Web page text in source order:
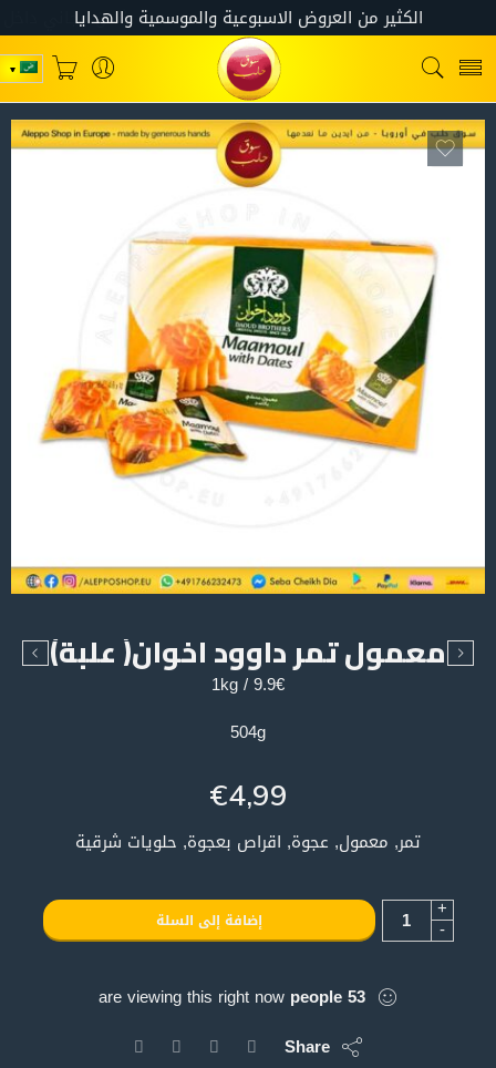
معمول تمر داوود اخوان( علبة)
9.9€ / 1kg
504g
€4,99
تمر, معمول, عجوة, اقراص بعجوة, حلويات شرقية
+
- إضافة إلى السلة
53
people
are viewing this right now
Share